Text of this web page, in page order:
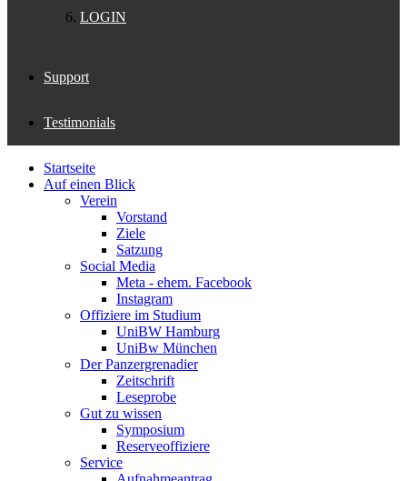
LOGIN
Support
Testimonials
Startseite
Auf einen Blick
Verein
Vorstand
Ziele
Satzung
Social Media
Meta - ehem. Facebook
Instagram
Offiziere im Studium
UniBW Hamburg
UniBw München
Der Panzergrenadier
Zeitschrift
Leseprobe
Gut zu wissen
Symposium
Reserveoffiziere
Service